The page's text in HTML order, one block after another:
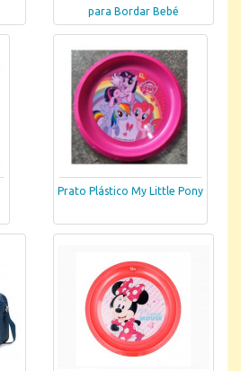
para Bordar Bebé
Prato Plástico My Little Pony